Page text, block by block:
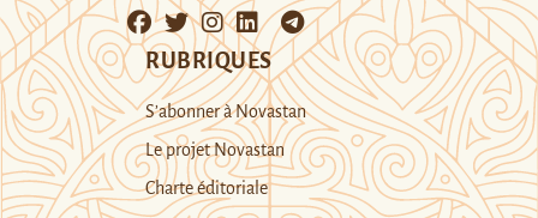
RUBRIQUES
S’abonner à Novastan
Le projet Novastan
Charte éditoriale